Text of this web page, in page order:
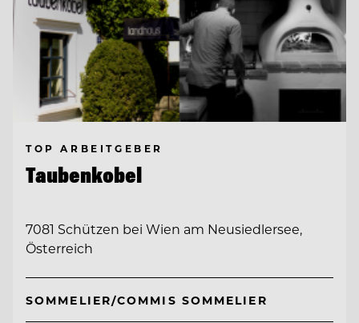
TOP ARBEITGEBER
Taubenkobel
7081 Schützen bei Wien am Neusiedlersee,
Österreich
SOMMELIER/COMMIS SOMMELIER